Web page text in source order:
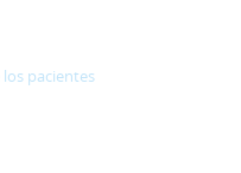
pacientes